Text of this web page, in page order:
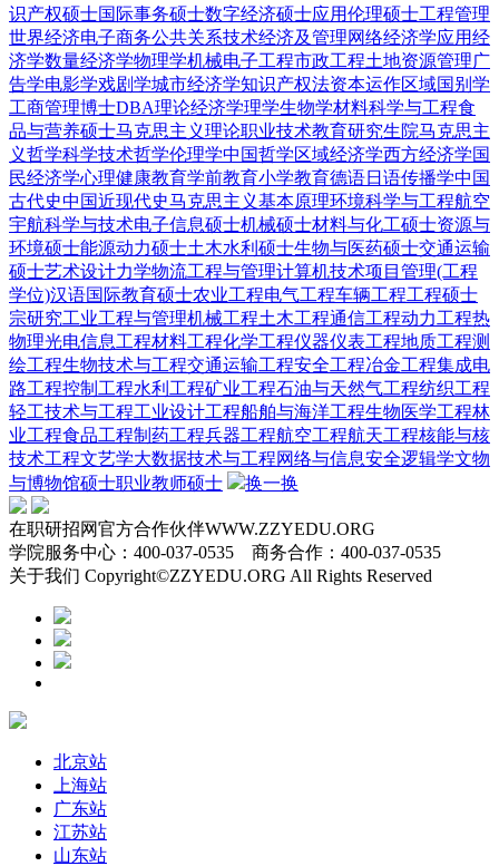
识产权硕士国际事务硕士数字经济硕士应用伦理硕士工程管理
世界经济电子商务公共关系技术经济及管理网络经济学应用经
济学数量经济学物理学机械电子工程市政工程土地资源管理广
告学电影学戏剧学城市经济学知识产权法资本运作区域国别学
工商管理博士DBA理论经济学理学生物学材料科学与工程食
品与营养硕士马克思主义理论职业技术教育研究生院马克思主
义哲学科学技术哲学伦理学中国哲学区域经济学西方经济学国
民经济学心理健康教育学前教育小学教育德语日语传播学中国
古代史中国近现代史马克思主义基本原理环境科学与工程航空
宇航科学与技术电子信息硕士机械硕士材料与化工硕士资源与
环境硕士能源动力硕士土木水利硕士生物与医药硕士交通运输
硕士艺术设计力学物流工程与管理计算机技术项目管理(工程
学位)汉语国际教育硕士农业工程电气工程车辆工程工程硕士
宗研究工业工程与管理机械工程土木工程通信工程动力工程热
物理光电信息工程材料工程化学工程仪器仪表工程地质工程测
绘工程生物技术与工程交通运输工程安全工程冶金工程集成电
路工程控制工程水利工程矿业工程石油与天然气工程纺织工程
轻工技术与工程工业设计工程船舶与海洋工程生物医学工程林
业工程食品工程制药工程兵器工程航空工程航天工程核能与核
技术工程文艺学大数据技术与工程网络与信息安全逻辑学文物
与博物馆硕士职业教师硕士 换一换
在职研招网官方合作伙伴WWW.ZZYEDU.ORG
学院服务中心：400-037-0535 商务合作：400-037-0535
关于我们 Copyright©ZZYEDU.ORG All Rights Reserved
北京站
上海站
广东站
江苏站
山东站